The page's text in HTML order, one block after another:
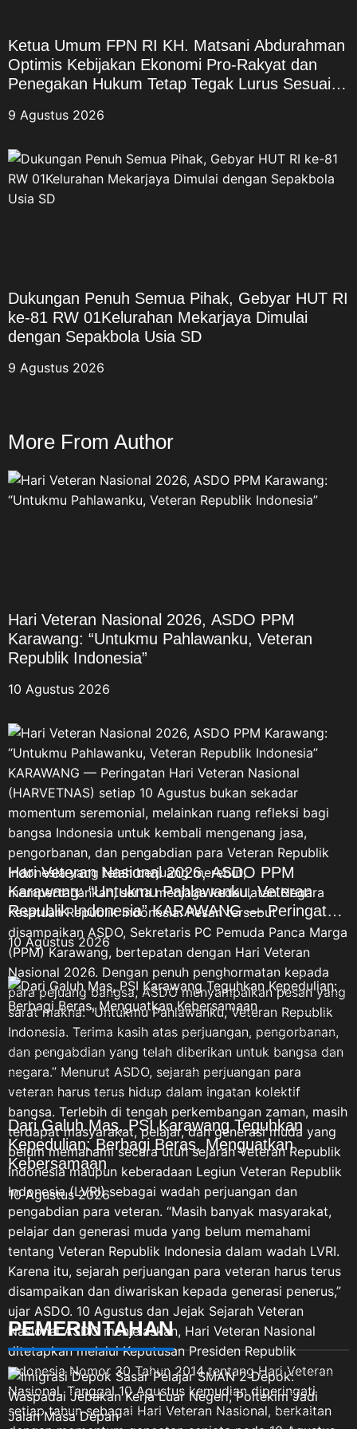
mempertahankan
Kemerdekaan Republik
Indonesia. Kedua, Veteran
pembelaan negara, termasuk
Trikora, Dwikora, dan Seroja.
(PBB). Menurut ASDO,
perbedaan medan dan generasi
perjuangan tersebut tidak
menjadi bagian tidak
bangsa Indonesia. “Setiap
perjuangan memiliki sejarah
nilainya kepada generasi
berikutnya,” tuturnya. “Untukmu
Pahlawanku, Veteran Republik
khususnya generasi muda, agar
penghormatan kepada para
veteran tidak berhenti dalam
seremoni tahunan.
Penghormatan terbaik,
menurutnya, adalah
meneruskan nilai perjuangan
tersebut melalui pendidikan,
karya, pengabdian, persatuan,
dan kontribusi positif bagi
bangsa. “Untukmu Pahlawanku,
Veteran Republik Indonesia.
Terima kasih atas jasa dan
pengorbananmu. Semangat
juangmu akan terus menjadi
inspirasi bagi kami untuk
belajar, berkarya, menjaga
persatuan, dan mengabdi
kepada bangsa serta negara,”
pungkas ASDO. Peringatan
Hari Veteran Nasional menjadi
pengingat bahwa kemerdekaan
bukanlah hadiah, melainkan
hasil dari perjuangan panjang
dan pengorbanan para
pendahulu bangsa. Selamat
Hari Veteran Nasional, 10
Agustus 2026. Untukmu
Pahlawanku, Veteran Republik
Indonesia. Jasamu dikenang.
Perjuanganmu menjadi
inspirasi. Semangatmu kami
lanjutkan.
Ketua Umum FPN RI KH. Matsani Abdurahman
Optimis Kebijakan Ekonomi Pro-Rakyat dan
Penegakan Hukum Tetap Tegak Lurus Sesuai
9 Agustus 2026
Dukungan Penuh Semua Pihak, Gebyar HUT RI
ke-81 RW 01Kelurahan Mekarjaya Dimulai
dengan Sepakbola Usia SD
9 Agustus 2026
More From Author
Hari Veteran Nasional 2026, ASDO PPM
Karawang: “Untukmu Pahlawanku, Veteran
Republik Indonesia”
10 Agustus 2026
Hari Veteran Nasional 2026, ASDO PPM
Karawang: “Untukmu Pahlawanku, Veteran
Republik Indonesia” KARAWANG — Peringatan
Hari Veteran Nasional (HARVETNAS) setiap 10
Agustus bukan sekadar momentum seremonial,
melainkan ruang refleksi bagi bangsa Indonesia
untuk kembali mengenang jasa, pengorbanan,
dan pengabdian para Veteran Republik
Indonesia yang telah berjuang merebut,
mempertahankan, serta menjaga kedaulatan
Negara Kesatuan Republik Indonesia. Pesan
tersebut disampaikan ASDO, Sekretaris PC
Pemuda Panca Marga (PPM) Karawang,
bertepatan dengan Hari Veteran Nasional 2026.
Dengan penuh penghormatan kepada para
pejuang bangsa, ASDO menyampaikan pesan
yang sarat makna: “Untukmu Pahlawanku,
Veteran Republik Indonesia. Terima kasih atas
perjuangan, pengorbanan, dan pengabdian
yang telah diberikan untuk bangsa dan negara.”
Menurut ASDO, sejarah perjuangan para
veteran harus terus hidup dalam ingatan kolektif
bangsa. Terlebih di tengah perkembangan
zaman, masih terdapat masyarakat, pelajar,
dan generasi muda yang belum memahami
secara utuh sejarah Veteran Republik Indonesia
maupun keberadaan Legiun Veteran Republik
Indonesia (LVRI) sebagai wadah perjuangan
dan pengabdian para veteran. “Masih banyak
10 Agustus 2026
Dari Galuh Mas, PSI Karawang Teguhkan
Kepedulian: Berbagi Beras, Menguatkan
Kebersamaan
10 Agustus 2026
PEMERINTAHAN